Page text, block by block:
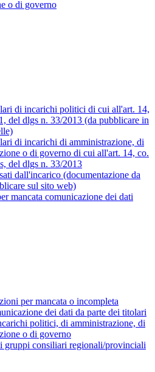
o di governo
di incarichi politici di cui all'art. 14,
del dlgs n. 33/2013 (da pubblicare in
di incarichi di amministrazione, di
o di governo di cui all'art. 14, co.
del dlgs n. 33/2013
dall'incarico (documentazione da
sul sito web)
mancata comunicazione dei dati
per mancata o incompleta
dei dati da parte dei titolari
politici, di amministrazione, di
o di governo
gruppi consiliari regionali/provinciali